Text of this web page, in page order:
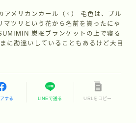
アメリカンカール（♀） 毛色は、ブル
マツリという花から名前を貰ったにゃ
炭眠ブランケットの上で寝る
に勘違いしていることもあるけど大目
する LINEで送る URLをコピー